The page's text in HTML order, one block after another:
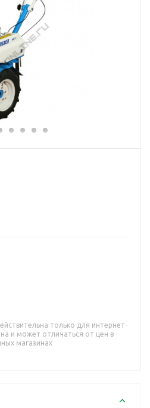
только для интернет-
и может отличаться от цен в
магазинах